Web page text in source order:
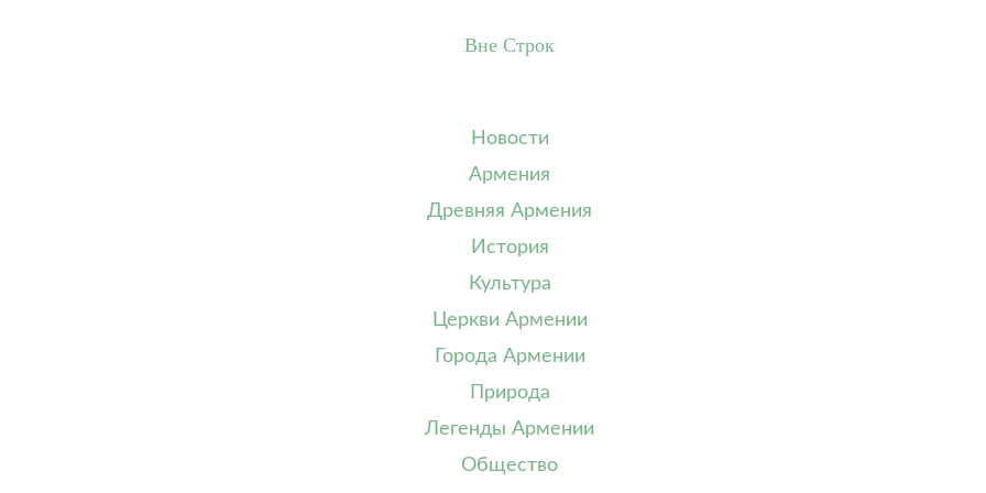
Вне Строк
Новости
Армения
Древняя Армения
История
Культура
Церкви Армении
Города Армении
Природа
Легенды Армении
Общество